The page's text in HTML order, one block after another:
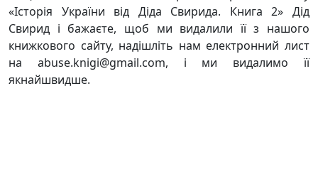
«Історія України від Діда Свирида. Книга 2» Дід
Свирид і бажаєте, щоб ми видалили її з нашого
книжкового сайту, надішліть нам електронний лист
на abuse.knigi@gmail.com, і ми видалимо її
якнайшвидше.